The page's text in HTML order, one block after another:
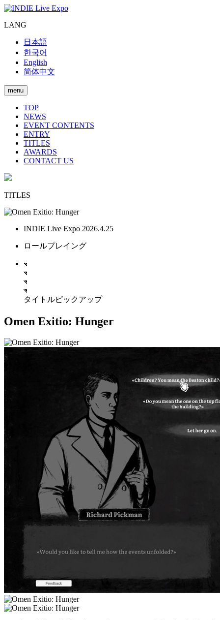
LANG
日本語
한국어
English
简体中文
menu
TOP
NEWS
EVENT CONTENTS
ENTRY
TITLES
AWARDS
CONTACT US
TITLES
INDIE Live Expo 2026.4.25
ロールプレイング
タイトルピックアップ
Omen Exitio: Hunger